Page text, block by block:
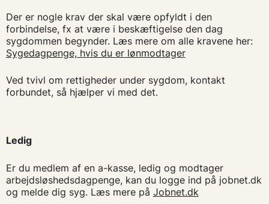
Der er nogle krav der skal være opfyldt i den
forbindelse, fx at være i beskæftigelse den dag
sygdommen begynder. Læs mere om alle kravene her:
Sygedagpenge, hvis du er lønmodtager
Ved tvivl om rettigheder under sygdom, kontakt
forbundet, så hjælper vi med det.
Ledig
Er du medlem af en a-kasse, ledig og modtager
arbejdsløshedsdagpenge, kan du logge ind på jobnet.dk
og melde dig syg. Læs mere på Jobnet.dk